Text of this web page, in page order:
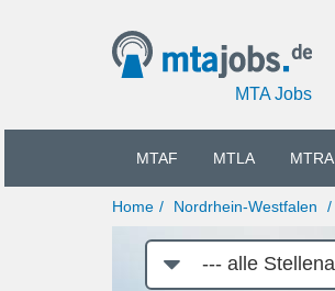
MTA Jobs
MTAF MTLA MTRA
Home Nordrhein-Westfalen
Job-
Kategorie